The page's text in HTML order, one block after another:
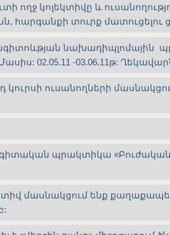
ողջ կոլեկտիվը և
հարգանքի տուրք
նախադիպլոմային
02.05.11 -03.06.11թ:
ուսանողների
պրակտիկա
մասնակցում ենք